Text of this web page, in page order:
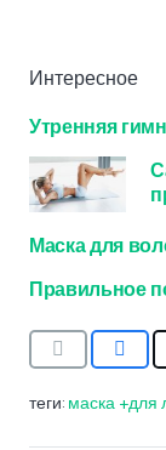
Интересное
Утренняя
Маска для
Правильное
теги:маска +для